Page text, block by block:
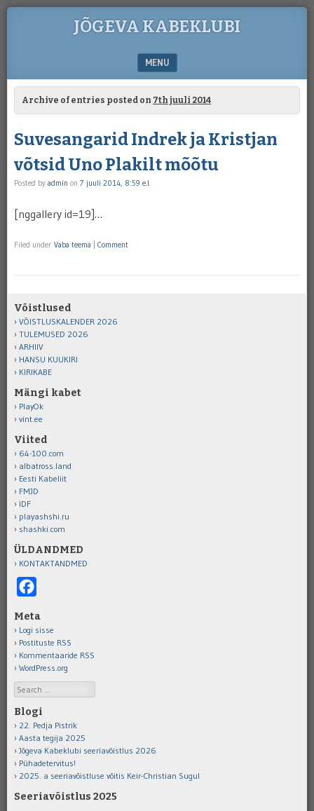
JÕGEVA KABEKLUBI
MENU
SKIP TO CONTENT
Archive of entries posted on 7th juuli 2014
Suvesangarid Indrek ja Kristjan
võtsid Uno Plakilt mõõtu
Posted by admin on 7 juuli 2014, 8:59 e.l.
[nggallery id=19]…
Filed under Vaba teema Comment
Võistlused
VÕISTLUSKALENDER 2026
TULEMUSED 2026
ARHIIV
HANSU KUUKIRI
KIRIKABE
Mängi kabet
PlayOk
vint.ee
Viited
64-100.com
albatross.land
Eesti Kabeliit
FMJD
IDF
playashshi.ru
shashki.com
ÜLDANDMED
KONTAKTANDMED
Meta
Logi sisse
Postituste RSS
Kommentaaride RSS
WordPress.org
Search
Blogi
22. Pedja Pistrik
Aasta tegija 2025
Jõgeva Kabeklubi seeriavõistlus 2026
Pühadetervitus!
2025. a seeriavõistluse võitis Keir-Christian Sugul
Seeriavõistlus 2025